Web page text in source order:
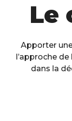
Le
Apporter
l’approche
dans la